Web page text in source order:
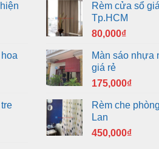
Rèm cửa sổ
Tp.HCM
80,000₫
Màn sáo nhựa
giá rẻ
175,000₫
Rèm che
Lan
450,000₫